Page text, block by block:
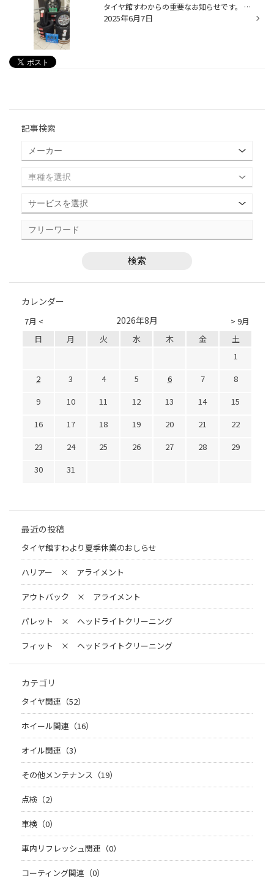
タイヤ館すわからの重要なお知らせです。 お客様も夏タイヤへの履き替えも終わった思われます。 冬のタイヤ、スタッドレスタイヤのお話をするには気温も高く暑苦しいお話ですが、・・・ 2025年9月1日より、ブリヂストンの冬タイヤが値上りをいたします。 今年の冬にスタッドレスタイヤの購入を検討...
2025年6月7日
記事検索
カレンダー
7月 < > 9月
2026年8月
日 月 火 水 木 金
土
1
2
3 4 5 6 7
8
9
10 11 12 13 14
15
16
17 18 19 20 21
22
23
24 25 26 27 28
29
30
31
最近の投稿
タイヤ館すわより夏季休業のおしらせ
ハリアー × アライメント
アウトバック × アライメント
パレット × ヘッドライトクリーニング
フィット × ヘッドライトクリーニング
カテゴリ
タイヤ関連（52）
ホイール関連（16）
オイル関連（3）
その他メンテナンス（19）
点検（2）
車検（0）
車内リフレッシュ関連（0）
コーティング関連（0）